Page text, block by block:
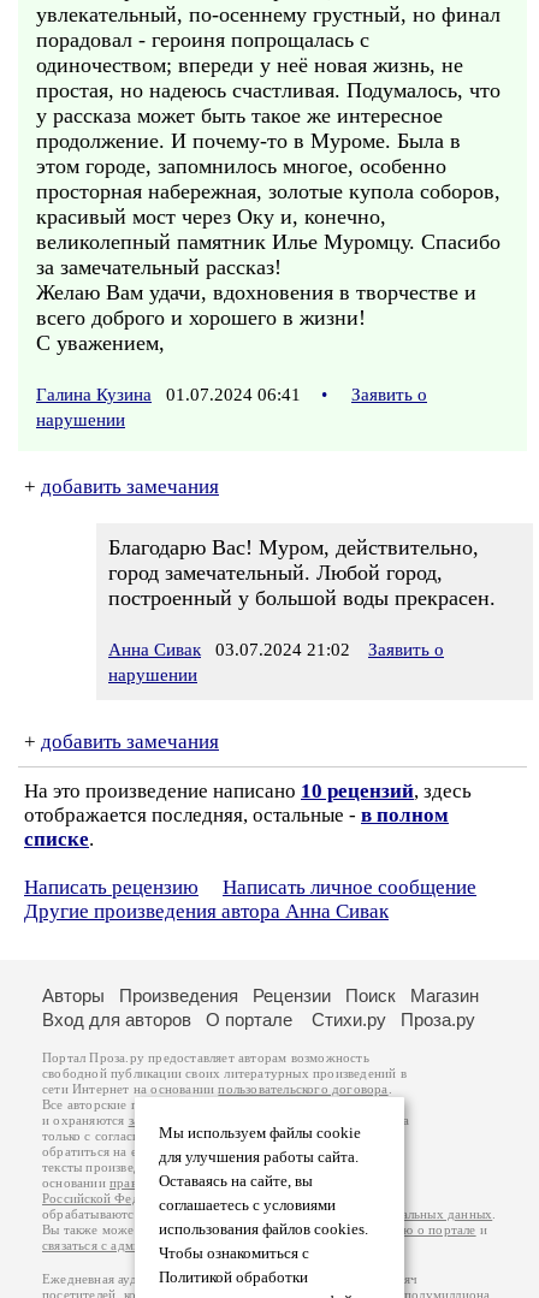
увлекательный, по-осеннему грустный, но финал
порадовал - героиня попрощалась с
одиночеством; впереди у неё новая жизнь, не
простая, но надеюсь счастливая. Подумалось, что
у рассказа может быть такое же интересное
продолжение. И почему-то в Муроме. Была в
этом городе, запомнилось многое, особенно
просторная набережная, золотые купола соборов,
красивый мост через Оку и, конечно,
великолепный памятник Илье Муромцу. Спасибо
за замечательный рассказ!
Желаю Вам удачи, вдохновения в творчестве и
всего доброго и хорошего в жизни!
С уважением,
Галина Кузина 01.07.2024 06:41 •
Заявить о
нарушении
+ добавить замечания
Благодарю Вас! Муром, действительно,
город замечательный. Любой город,
построенный у большой воды прекрасен.
Анна Сивак 03.07.2024 21:02
Заявить о
нарушении
+ добавить замечания
На это произведение написано 10 рецензий, здесь
отображается последняя, остальные - в полном
списке.
Написать рецензию
Написать личное сообщение
Другие произведения автора Анна Сивак
Мы используем файлы cookie
для улучшения работы сайта.
Оставаясь на сайте, вы
соглашаетесь с условиями
использования файлов cookies.
Чтобы ознакомиться с
Политикой обработки
Авторы Произведения Рецензии Поиск
Магазин
Вход для авторов
О портале Стихи.ру Проза.ру
Портал Проза.ру предоставляет авторам возможность
свободной публикации своих литературных произведений в
сети Интернет на основаниипользовательского договора
Все авторские права на произведения принадлежат авторам
и охраняются законом
. Перепечатка произведений возможна
только с согласия его автора, к которому вы можете
обратиться на его авторской странице. Ответственность за
тексты произведений авторы несут самостоятельно на
основанииправил публикацииизаконодательства
Российской Федерации
обрабатываются на основанииПолитики обработки персональных данных
Вы также можете посмотреть более подробнуюинформацию о портале и
связаться с администрацией
Ежедневная аудитория портала Проза.ру – порядка 100 тысяч
посетителей, которые в общей сумме просматривают более полумиллиона